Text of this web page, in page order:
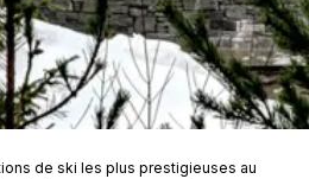
de ski les plus prestigieuses au